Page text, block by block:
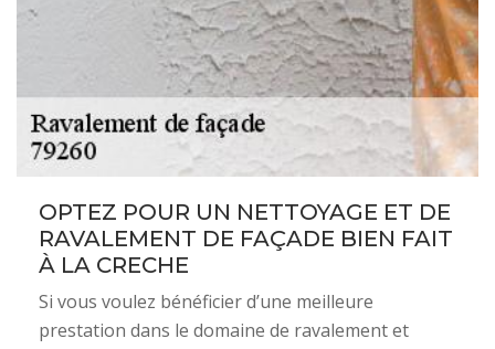
OPTEZ POUR UN NETTOYAGE ET DE
RAVALEMENT DE FAÇADE BIEN FAIT
À LA CRECHE
Si vous voulez bénéficier d’une meilleure
prestation dans le domaine de ravalement et